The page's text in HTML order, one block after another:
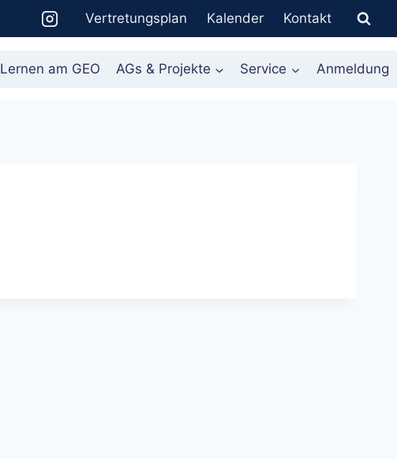
Vertretungsplan Kalender Kontakt
Lernen am GEO AGs & Projekte Service Anmeldung